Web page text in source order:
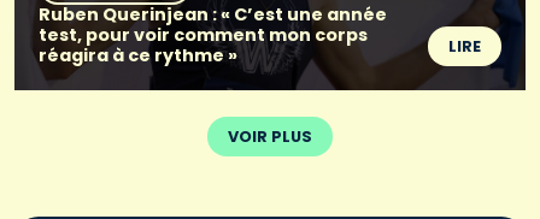
Ruben Querinjean : « C’est une année
test, pour voir comment mon corps
réagira à ce rythme »
LIRE
VOIR PLUS